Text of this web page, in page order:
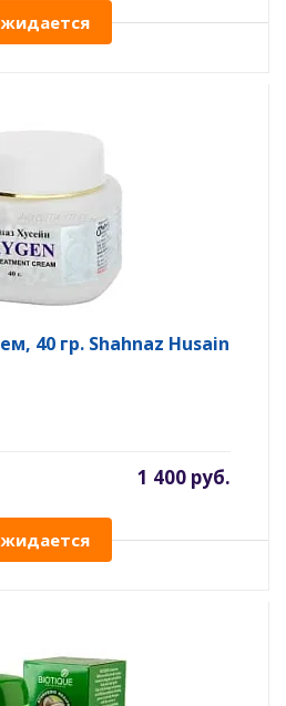
40 гр. Shahnaz Husain
1 400 руб.